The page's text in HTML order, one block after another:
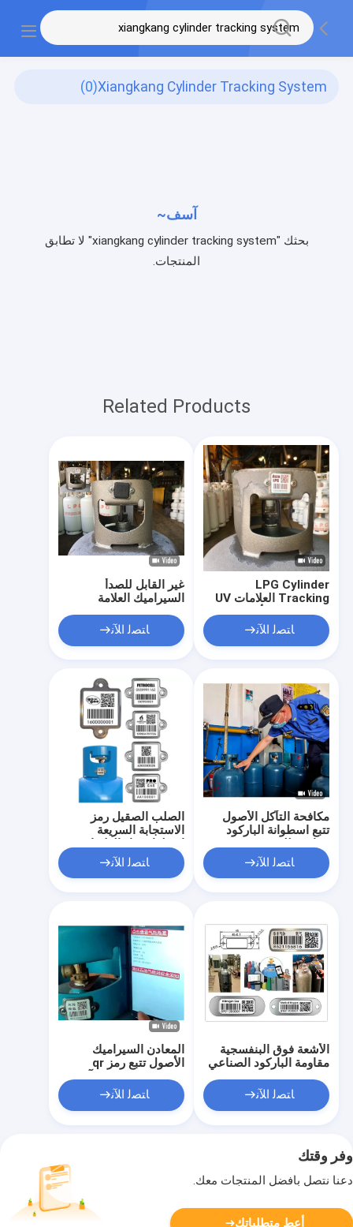
Xiangkang Cylinder Tracking System
(0)
آسف~
بحثك "xiangkang cylinder tracking system" لا تطابق
المنتجات.
Related Products
غير القابل للصدأ
السيراميك العلامة
الباركود العلامة مكافحة
حرق مع غطاء مطاطي
ﺎﺘﺼﻟ ﺍﻶﻧ
LPG Cylinder
Tracking العلامات UV
برهان إدارة الأصول
المقاومة للحرارة
ﺎﺘﺼﻟ ﺍﻶﻧ
الصلب الصقيل رمز
الاستجابة السريعة
مقاومة التآكل
ﺎﺘﺼﻟ ﺍﻶﻧ
مكافحة التآكل الأصول
تتبع اسطوانة الباركود
ﺎﺘﺼﻟ ﺍﻶﻧ
المعادن السيراميك
الأصول تتبع رمز qr
الباركود مكافحة التآكل
جيد الانحناءﺎﺘﺼﻟ ﺍﻶﻧ
الأشعة فوق البنفسجية
مقاومة الباركود الصناعي
اسطوانة لإدارة تتبع
ﺎﺘﺼﻟ ﺍﻶﻧ
وفر وقتك
دعنا نتصل بأفضل المنتجات معك.
أعط متطلباتك